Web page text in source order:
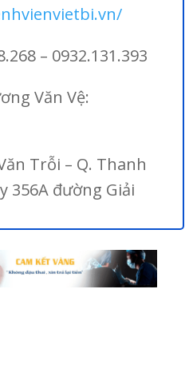
– 0932.131.393
Văn Vệ:
Trỗi – Q. Thanh
356A đường Giải